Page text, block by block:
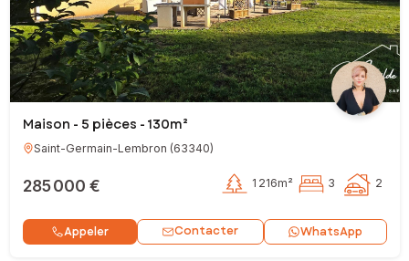
Maison - 5 pièces - 130m²
Saint-Germain-Lembron (63340)
285 000 € 1 216m² 3 2
Appeler Contacter WhatsApp